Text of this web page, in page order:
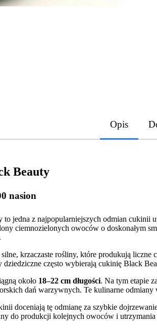
Opis
Beauty
nasion
jedna z najpopularniejszych odmian cukinii
ciemnozielonych owoców o doskonałym
krzaczaste rośliny, które produkują
często wybierają cukinię Black
około 18–22 cm długości. Na tym etapie
dań warzywnych. Te kulinarne
doceniają tę odmianę za szybkie
do produkcji kolejnych owoców i